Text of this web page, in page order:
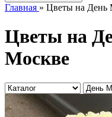
Главная » Цветы на День
Цветы на
Москве